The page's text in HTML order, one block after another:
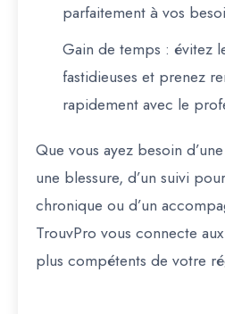
parfaitement à vos
Gain de temps : évitez
fastidieuses et prenez
rapidement avec le
Que vous ayez besoin
une blessure, d’un suivi
chronique ou d’un
TrouvPro vous connecte
plus compétents de votre